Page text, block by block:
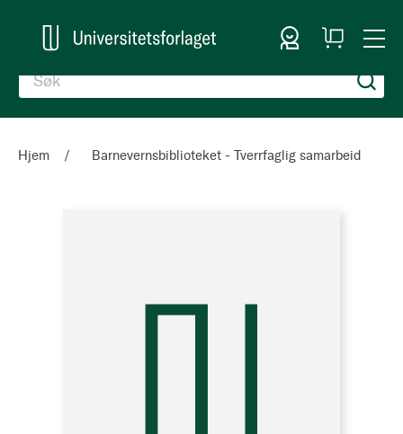
Logg inn
Handlekurv
Hjem Barnevernsbiblioteket - Tverrfaglig samarbeid